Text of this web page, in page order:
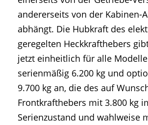
andererseits von der Kabinen-
abhängt. Die Hubkraft des
geregelten Heckkrafthebers
jetzt einheitlich für alle
serienmäßig 6.200 kg und
9.700 kg an, die des auf
Frontkrafthebers mit 3.800 kg
Serienzustand und wahlweise